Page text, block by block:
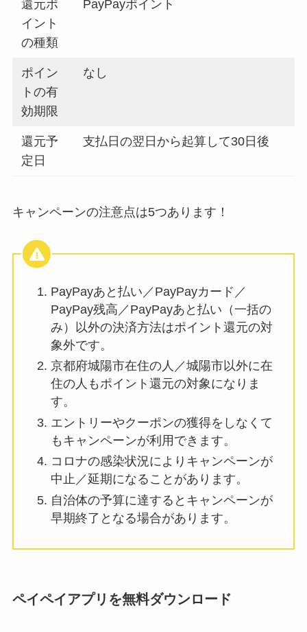
還元ポ
イント
の種類
PayPayポイント
ポイン
トの有
効期限
なし
還元予
定日
支払日の翌日から起算して30日後
キャンペーンの注意点は5つあります！
PayPayあと払い／PayPayカード／
PayPay残高／PayPayあと払い（一括の
み）以外の決済方法はポイント還元の対
象外です。
京都府城陽市在住の人／城陽市以外に在
住の人もポイント還元の対象になりま
す。
エントリーやクーポンの獲得をしなくて
もキャンペーンが利用できます。
コロナの感染状況によりキャンペーンが
中止／延期になることがあります。
自治体の予算に達するとキャンペーンが
早期終了となる場合があります。
ペイペイアプリを無料ダウンロード